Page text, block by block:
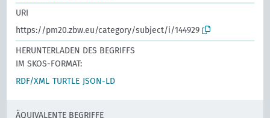
URI
https://pm20.zbw.eu/category/subject/i/144929
HERUNTERLADEN DES BEGRIFFS
IM SKOS-FORMAT:
RDF/XML TURTLE JSON-LD
ÄQUIVALENTE BEGRIFFE